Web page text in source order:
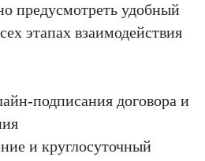
предусмотреть удобный
этапах взаимодействия
подписания договора и
и круглосуточный